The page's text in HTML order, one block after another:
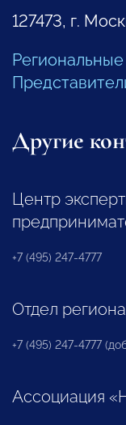
127473, г.
Другие
Центр
+7 (495) 247-4777
Отдел
+7 (495) 247-4777
Ассоциация